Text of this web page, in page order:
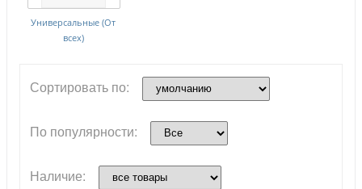
Универсальные (От
всех)
Сортировать по:
По популярности:
Наличие: